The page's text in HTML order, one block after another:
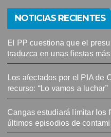
NOTICIAS RECIENTES
El PP cuestiona que el
traduzca en unas fiestas
Los afectados por el PIA de
recurso: “Lo vamos a luchar”
Cangas estudiará limitar los
últimos episodios de